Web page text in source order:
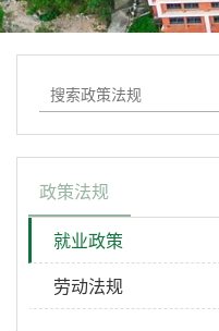
政策法规
就业政策
劳动法规